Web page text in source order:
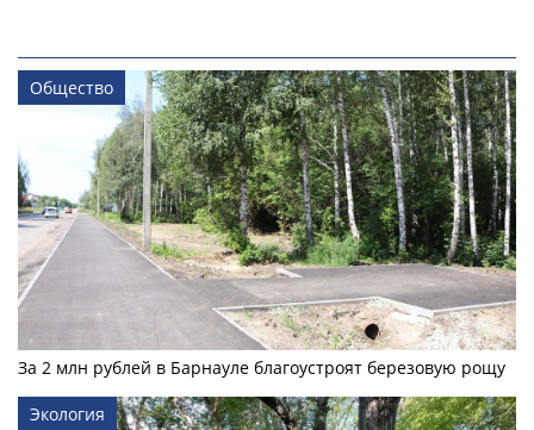
Общество
За 2 млн рублей в Барнауле благоустроят березовую рощу
Экология